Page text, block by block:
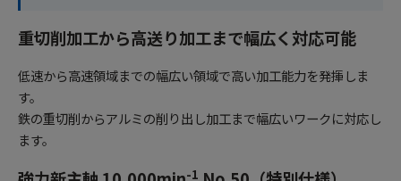
重切削加工から高送り加工まで幅広く対応可能
低速から高速領域までの幅広い領域で高い加工能力を発揮しま
す。
鉄の重切削からアルミの削り出し加工まで幅広いワークに対応し
ます。
-1